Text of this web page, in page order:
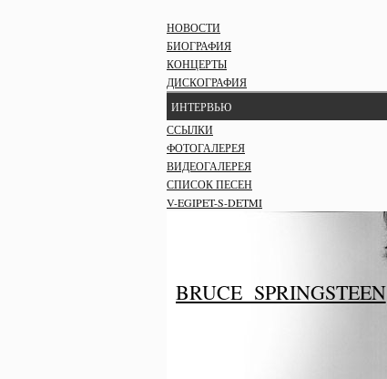
НОВОСТИ
БИОГРАФИЯ
КОНЦЕРТЫ
ДИСКОГРАФИЯ
ИНТЕРВЬЮ
ССЫЛКИ
ФОТОГАЛЕРЕЯ
ВИДЕОГАЛЕРЕЯ
СПИСОК ПЕСЕН
V-EGIPET-S-DETMI
BRUCE SPRINGSTEEN